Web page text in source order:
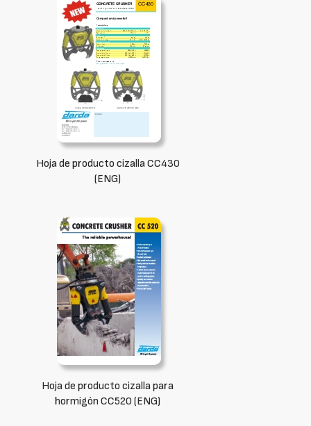
Hoja de producto cizalla CC430
(ENG)
Hoja de producto cizalla para
hormigón CC520 (ENG)